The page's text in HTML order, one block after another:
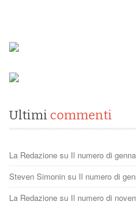
Ultimi commenti
La Redazione su Il numero di
Steven Simonin su Il numero di
La Redazione su Il numero di